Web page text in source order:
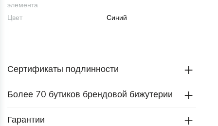
элемента
Цвет Синий
Сертификаты подлинности
Более 70 бутиков брендовой бижутерии
Гарантии